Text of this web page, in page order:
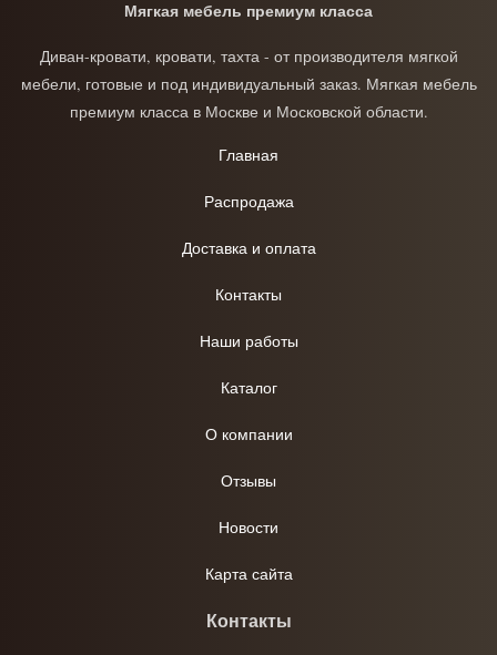
Мягкая мебель премиум класса
Диван-кровати, кровати, тахта - от производителя мягкой
мебели, готовые и под индивидуальный заказ. Мягкая мебель
премиум класса в Москве и Московской области.
Главная
Распродажа
Доставка и оплата
Контакты
Наши работы
Каталог
О компании
Отзывы
Новости
Карта сайта
Контакты